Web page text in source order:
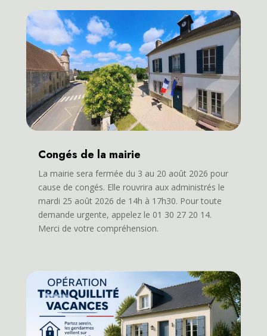
Congés de la mairie
La mairie sera fermée du 3 au 20 août 2026 pour
cause de congés. Elle rouvrira aux administrés le
mardi 25 août 2026 de 14h à 17h30. Pour toute
demande urgente, appelez le 01 30 27 20 14.
Merci de votre compréhension.